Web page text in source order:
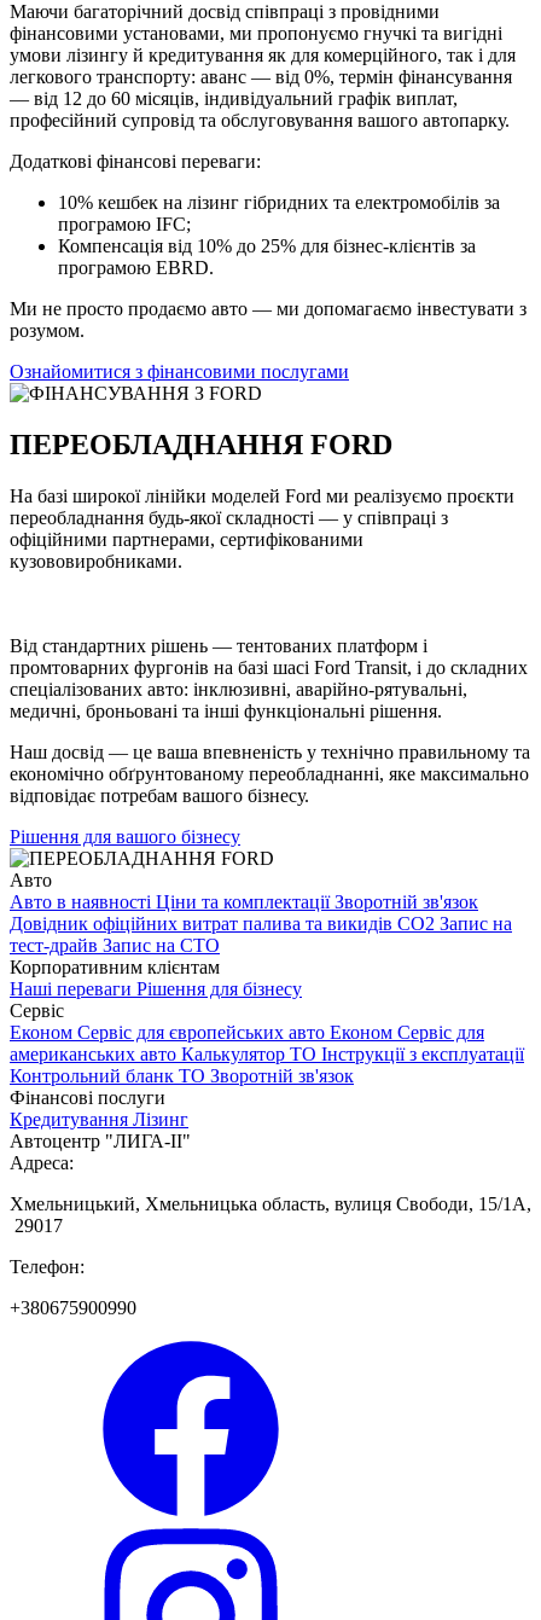
Маючи багаторічний досвід співпраці з провідними
фінансовими установами, ми пропонуємо гнучкі та вигідні
умови лізингу й кредитування як для комерційного, так і для
легкового транспорту: аванс — від 0%, термін фінансування
— від 12 до 60 місяців, індивідуальний графік виплат,
професійний супровід та обслуговування вашого автопарку.
Додаткові фінансові переваги:
10% кешбек на лізинг гібридних та електромобілів за
програмою IFC;
Компенсація від 10% до 25% для бізнес-клієнтів за
програмою EBRD.
Ми не просто продаємо авто — ми допомагаємо інвестувати з
розумом.
Ознайомитися з фінансовими послугами
ПЕРЕОБЛАДНАННЯ FORD
На базі широкої лінійки моделей Ford ми реалізуємо проєкти
переобладнання будь-якої складності — у співпраці з
офіційними партнерами, сертифікованими
кузововиробниками.
Від стандартних рішень — тентованих платформ і
промтоварних фургонів на базі шасі Ford Transit, і до складних
спеціалізованих авто: інклюзивні, аварійно-рятувальні,
медичні, броньовані та інші функціональні рішення.
Наш досвід — це ваша впевненість у технічно правильному та
економічно обґрунтованому переобладнанні, яке максимально
відповідає потребам вашого бізнесу.
Рішення для вашого бізнесу
Авто
Авто в наявності Ціни та комплектаціїЗворотній зв'язок
Довідник офіційних витрат палива та викидів СО2 Запис на
тест-драйв Запис на СТО
Корпоративним клієнтам
Наші переваги Рішення для бізнесу
Сервіс
Економ Сервіс для європейських авто Економ Сервіс для
американських авто Калькулятор ТО Інструкції з експлуатації
Контрольний бланк ТО Зворотній зв'язок
Фінансові послуги
Кредитування Лізинг
Автоцентр "ЛИГА-ІІ"
Адреса:
Хмельницький, Хмельницька область, вулиця Свободи, 15/1А,
29017
Телефон:
+380675900990